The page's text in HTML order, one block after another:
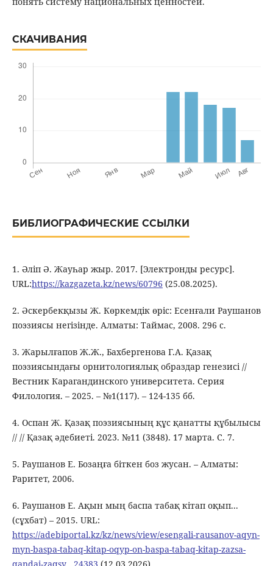
СКАЧИВАНИЯ
БИБЛИОГРАФИЧЕСКИЕ ССЫЛКИ
1. Әліп Ә. Жауһар жыр. 2017. [Электронды ресурс].
URL:https://kazgazeta.kz/news/60796 (25.08.2025).
2. Әскербекқызы Ж. Көркемдік өріс: Есенғали Раушанов
поэзиясы негізінде. Алматы: Таймас, 2008. 296 с.
3. Жарылғапов Ж.Ж., Бахбергенова Г.А. Қазақ
поэзиясындағы орнитологиялық образдар генезисі //
Вестник Карагандинского университета. Серия
Филология. – 2025. – №1(117). – 124-135 бб.
4. Оспан Ж. Қазақ поэзиясының құс қанатты құбылысы
// // Қазақ әдебиеті. 2023. №11 (3848). 17 марта. С. 7.
5. Раушанов Е. Бозаңға біткен боз жусан. – Алматы:
Раритет, 2006.
6. Раушанов Е. Ақын мың баспа табақ кітап оқып...
(сұхбат) – 2015. URL:
https://adebiportal.kz/kz/news/view/esengali-rausanov-aqyn-
myn-baspa-tabaq-kitap-oqyp-on-baspa-tabaq-kitap-zazsa-